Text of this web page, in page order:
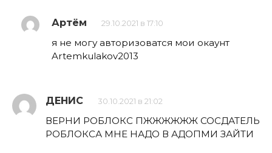
Артём 29.10.2021 в 17:10
я не могу авторизоватся мои окаунт
Artemkulakov2013
ДЕНИС 30.10.2021 в 21:02
ВЕРНИ РОБЛОКС ПЖЖЖЖЖЖ СОСДАТЕЛЬ
РОБЛОКСА МНЕ НАДО В АДОПМИ ЗАЙТИ